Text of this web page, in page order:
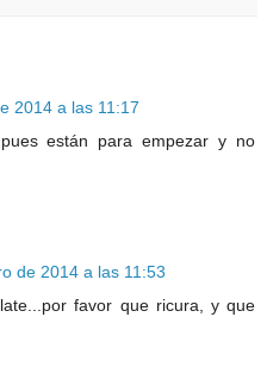
2014 a las 11:17
están para empezar y no
de 2014 a las 11:53
favor que ricura, y que